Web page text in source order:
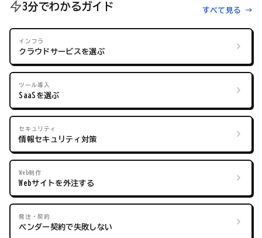
3分でわかるガイド すべて見る →
インフラ
クラウドサービスを選ぶ
ツール導入
SaaSを選ぶ
セキュリティ
情報セキュリティ対策
Web制作
Webサイトを外注する
発注・契約
ベンダー契約で失敗しない